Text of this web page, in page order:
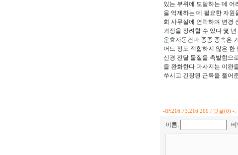
있는 부위에 도달하는 데
을 억제하는 데 필요한 자
회 사무실에 연락하여 변경
과정을 장려할 수 있다 몇
운효자동건마 종종 종속은
어느 정도 적합하지 않은
신경 전달 물질을 촉발함으
을 완화한다 마사지는 이완
쑤시고 긴장된 근육을 풀어
-IP:216.73.216.200 / 덧글(0) -.
이름: 비